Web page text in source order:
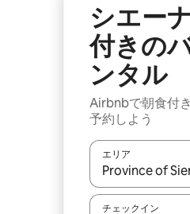
シエー
付きの
ンタル
Airbnbで朝食付
予約しよう
エリア
検索結果が表示
チェックイン